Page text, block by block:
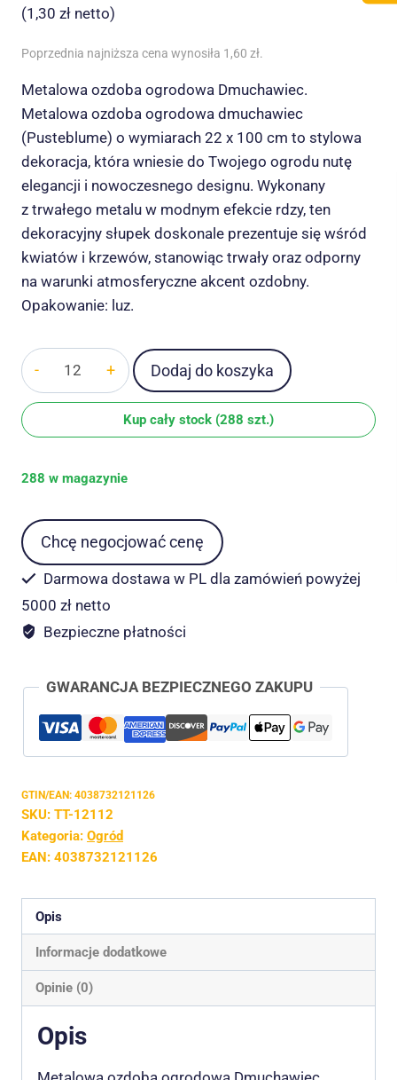
(1,30 zł netto)
Poprzednia najniższa cena wynosiła 1,60 zł.
Metalowa ozdoba ogrodowa Dmuchawiec.
Metalowa ozdoba ogrodowa dmuchawiec
(Pusteblume) o wymiarach 22 x 100 cm to stylowa
dekoracja, która wniesie do Twojego ogrodu nutę
elegancji i nowoczesnego designu. Wykonany
z trwałego metalu w modnym efekcie rdzy, ten
dekoracyjny słupek doskonale prezentuje się wśród
kwiatów i krzewów, stanowiąc trwały oraz odporny
na warunki atmosferyczne akcent ozdobny.
Opakowanie: luz.
Metalowa
ozdoba
22
100
cm
Dodaj do koszyka
Kup cały stock (288 szt.)
288 w magazynie
Chcę negocjować cenę
Darmowa dostawa w PL dla zamówień powyżej
5000 zł netto
Bezpieczne płatności
GWARANCJA BEZPIECZNEGO ZAKUPU
GTIN/EAN: 4038732121126
SKU: TT-12112
Kategoria: Ogród
EAN: 4038732121126
Opis
Informacje dodatkowe
Opinie (0)
Opis